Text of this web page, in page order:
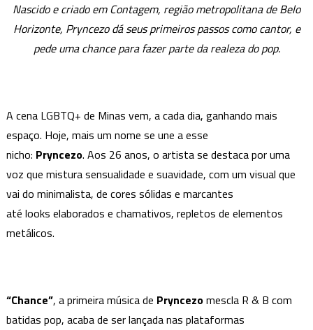
e
o
estreia:
Nascido e criado em Contagem, região metropolitana de Belo
Horizonte, Pryncezo dá seus primeiros passos como cantor, e
pede uma chance para fazer parte da realeza do pop.
A cena LGBTQ+ de Minas vem, a cada dia, ganhando mais
espaço. Hoje, mais um nome se une a esse
nicho: Pryncezo. Aos 26 anos, o artista se destaca por uma
voz que mistura sensualidade e suavidade, com um visual que
vai do minimalista, de cores sólidas e marcantes
até looks elaborados e chamativos, repletos de elementos
metálicos.
“Chance”, a primeira música de Pryncezomescla R & B com
batidas pop, acaba de ser lançada nas plataformas